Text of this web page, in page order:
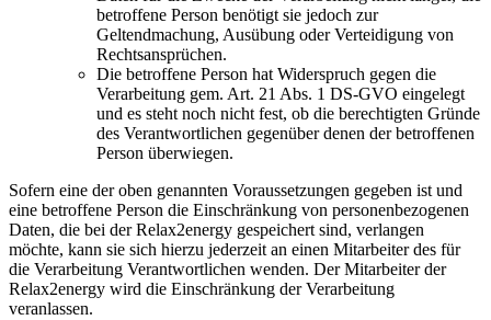
betroffene Person benötigt sie jedoch zur
Geltendmachung, Ausübung oder Verteidigung von
Rechtsansprüchen.
Die betroffene Person hat Widerspruch gegen die
Verarbeitung gem. Art. 21 Abs. 1 DS-GVO eingelegt
und es steht noch nicht fest, ob die berechtigten Gründe
des Verantwortlichen gegenüber denen der betroffenen
Person überwiegen.
Sofern eine der oben genannten Voraussetzungen gegeben ist und
eine betroffene Person die Einschränkung von personenbezogenen
Daten, die bei der Relax2energy gespeichert sind, verlangen
möchte, kann sie sich hierzu jederzeit an einen Mitarbeiter des für
die Verarbeitung Verantwortlichen wenden. Der Mitarbeiter der
Relax2energy wird die Einschränkung der Verarbeitung
veranlassen.